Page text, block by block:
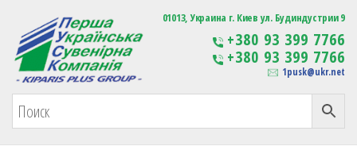
Первая Украинская Сувенирная Компания Изготовление
сувенирной продукции
с логотипом
01013, Украина г. Киев ул. Будиндустрии 9
+380 93 399 7766
+380 93 399 7766
1pusk@ukr.net